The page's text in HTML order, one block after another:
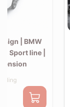
| BMW
Sport line |